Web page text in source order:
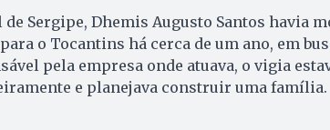
de Sergipe, Dhemis Augusto Santos havia
o Tocantins há cerca de um ano, em
pela empresa onde atuava, o vigia
e planejava construir uma família.